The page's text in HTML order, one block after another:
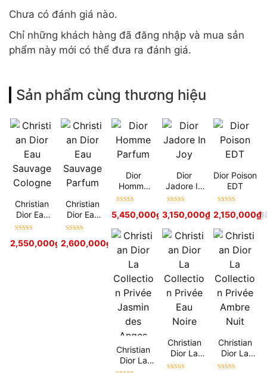
Chưa có đánh giá nào.
Chỉ những khách hàng đã đăng nhập và mua sản
phẩm này mới có thể đưa ra đánh giá.
Sản phẩm cùng thương hiệu
Christian
Dior Eau
Sauvage
hạng5sao 3,500,000
2,550,000₫
Christian
Dior Eau
Sauvage
hạng5sao 3,500,000
2,600,000₫
Dior
Homme
Parfum
hạng5sao 6,500,000 ₫
5,450,000₫
Dior
Jadore In
Joy
hạng5sao 4,500,000₫
3,150,000₫
Dior Poison
EDT
hạng5sao
2,150,000₫
Christian
Dior La
Christian
Dior La
Collection
Christian
Dior La
Collection